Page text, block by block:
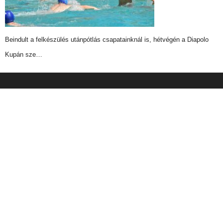
Beindult a felkészülés utánpótlás csapatainknál is, hétvégén a Diapolo
Kupán sze…